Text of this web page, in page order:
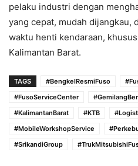
pelaku industri dengan
yang cepat, mudah dijangkau,
waktu henti kendaraan,
Kalimantan Barat.
TAGS #BengkelResmiFuso
#FusoServiceCenter
#KalimantanBarat
#KTB
#MobileWorkshopService
#SrikandiGroup